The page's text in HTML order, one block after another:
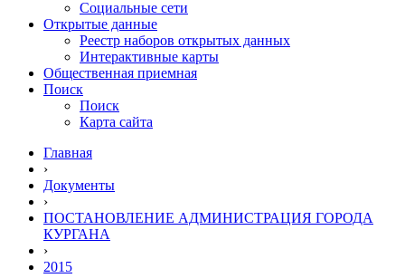
Социальные сети
Открытые данные
Реестр наборов открытых данных
Интерактивные карты
Общественная приемная
Поиск
Поиск
Карта сайта
Главная
›
Документы
›
ПОСТАНОВЛЕНИЕ АДМИНИСТРАЦИЯ ГОРОДА
КУРГАНА
›
2015